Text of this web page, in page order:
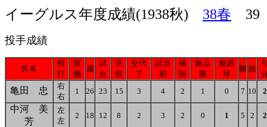
イーグルス年度成績(1938秋) 38春
投手成績
氏名
投
打
実
働
歳
試
合
完
投
交代
了
試当
初
補
回
無点
勝
無四
球
勝 敗
亀田 忠
右
右
1 26 23 15 3 4 2 1 0 7 10 2
中河 美
芳
左
左
2 18 12 8 2 3 2 0 1 5 2 2